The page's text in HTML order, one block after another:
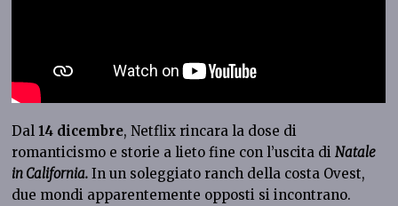
Dal14 dicembre, Netflix rincara la dose di
romanticismo e storie a lieto fine con l’uscita diNatale
in California. In un soleggiato ranch della costa Ovest,
due mondi apparentemente opposti si incontrano.